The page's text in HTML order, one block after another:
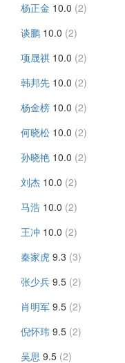
杨正金 10.0 (2)
谈鹏 10.0 (2)
项晟祺 10.0 (2)
韩邦先 10.0 (2)
杨金榜 10.0 (2)
何晓松 10.0 (2)
孙晓艳 10.0 (2)
刘杰 10.0 (2)
马浩 10.0 (2)
王冲 10.0 (2)
秦家虎 9.3 (3)
张少兵 9.5 (2)
肖明军 9.5 (2)
倪怀玮 9.5 (2)
吴思 9.5 (2)